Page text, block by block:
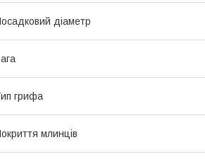
діаметр
грифа
млинців